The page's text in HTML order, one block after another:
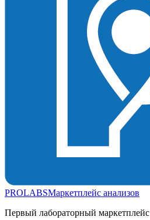
PROLABSМаркетплейс анализов
Первый лабораторный маркетплейс